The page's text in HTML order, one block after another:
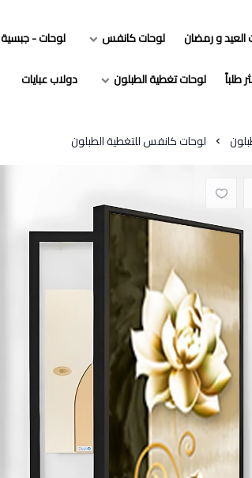
العيد و رمضان لوحات كانفس لوحات - جبسية
طلباً لوحات تغطية الطبلون دولاب عبايات
لوحات كانفس للتغطية الطبلون